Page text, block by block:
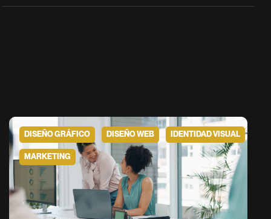
DISEÑO GRÁFICO DISEÑO WEB IDENTIDAD VISUAL
MARKETING